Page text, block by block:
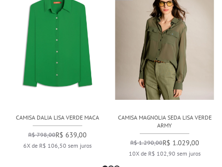
CAMISA DALIA LISA VERDE MACA
R$ 798,00R$ 639,00
6X de R$ 106,50 sem juros
CAMISA MAGNOLIA SEDA LISA VERDE
ARMY
R$ 1.290,00R$ 1.029,00
10X de R$ 102,90 sem juros